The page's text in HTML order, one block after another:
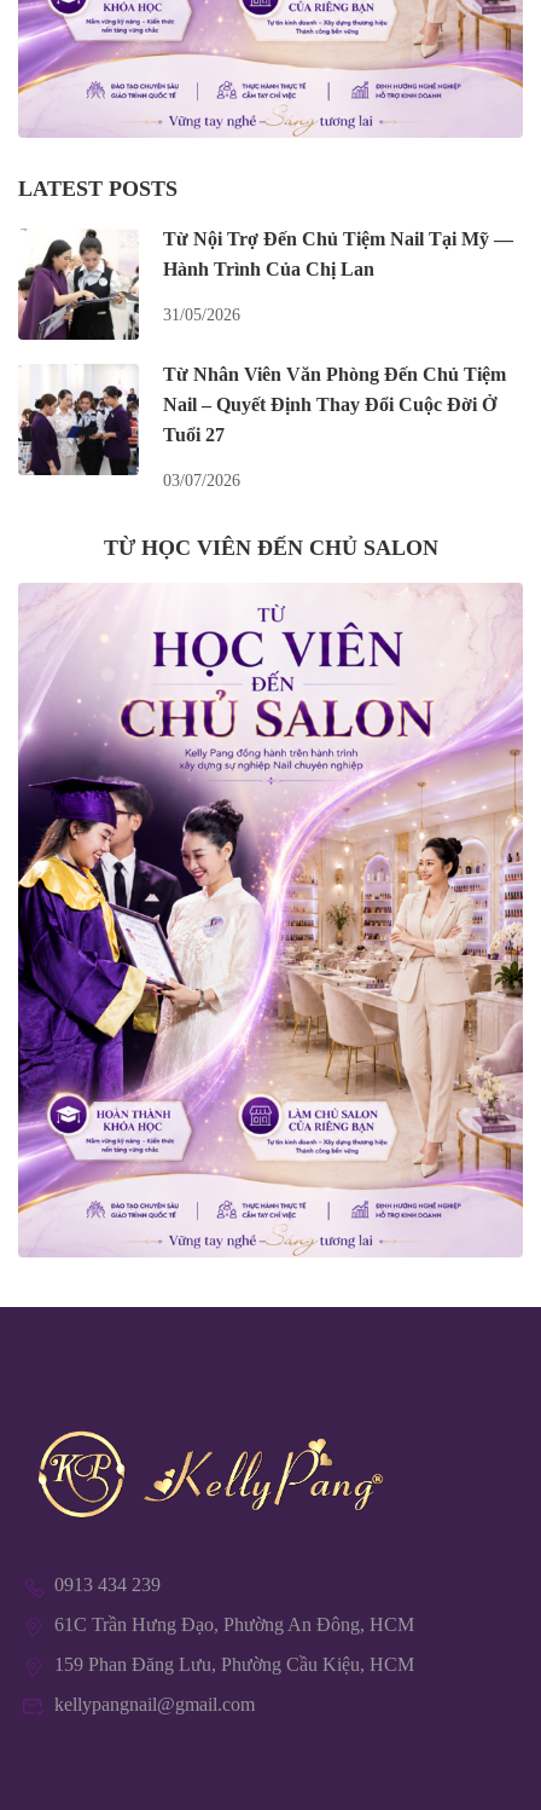
LATEST POSTS
Từ Nội Trợ Đến Chủ Tiệm Nail Tại Mỹ —
Hành Trình Của Chị Lan
31/05/2026
Từ Nhân Viên Văn Phòng Đến Chủ Tiệm
Nail – Quyết Định Thay Đổi Cuộc Đời Ở
Tuổi 27
03/07/2026
TỪ HỌC VIÊN ĐẾN CHỦ SALON
0913 434 239
61C Trần Hưng Đạo, Phường An Đông, HCM
159 Phan Đăng Lưu, Phường Cầu Kiệu, HCM
kellypangnail@gmail.com